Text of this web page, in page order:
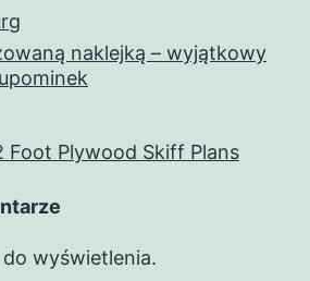
naklejką – wyjątkowy
Foot Plywood Skiff Plans
wyświetlenia.